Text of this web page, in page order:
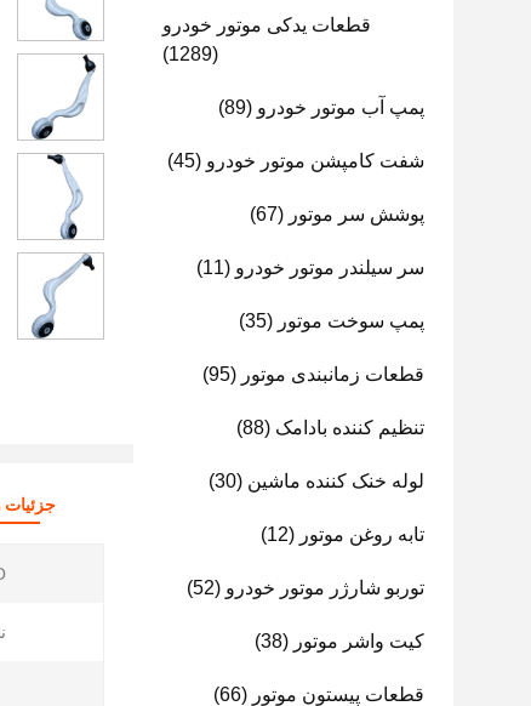
قطعات یدکی موتور خودرو
(1289)
پمپ آب موتور خودرو (89)
شفت کامپشن موتور خودرو (45)
پوشش سر موتور (67)
سر سیلندر موتور خودرو (11)
پمپ سوخت موتور (35)
قطعات زمانبندی موتور (95)
تنظیم کننده بادامک (88)
لوله خنک کننده ماشین (30)
تابه روغن موتور (12)
توربو شارژر موتور خودرو (52)
کیت واشر موتور (38)
قطعات پیستون موتور (66)